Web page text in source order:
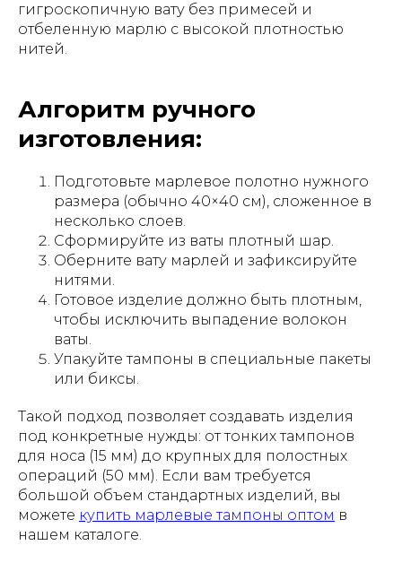
гигроскопичную вату без примесей и
отбеленную марлю с высокой плотностью
нитей.
Алгоритм ручного
изготовления:
Подготовьте марлевое полотно нужного
размера (обычно 40×40 см), сложенное в
несколько слоев.
Сформируйте из ваты плотный шар.
Оберните вату марлей и зафиксируйте
нитями.
Готовое изделие должно быть плотным,
чтобы исключить выпадение волокон
ваты.
Упакуйте тампоны в специальные пакеты
или биксы.
Такой подход позволяет создавать изделия
под конкретные нужды: от тонких тампонов
для носа (15 мм) до крупных для полостных
операций (50 мм). Если вам требуется
большой объем стандартных изделий, вы
можете купить марлевые тампоны оптом в
нашем каталоге.